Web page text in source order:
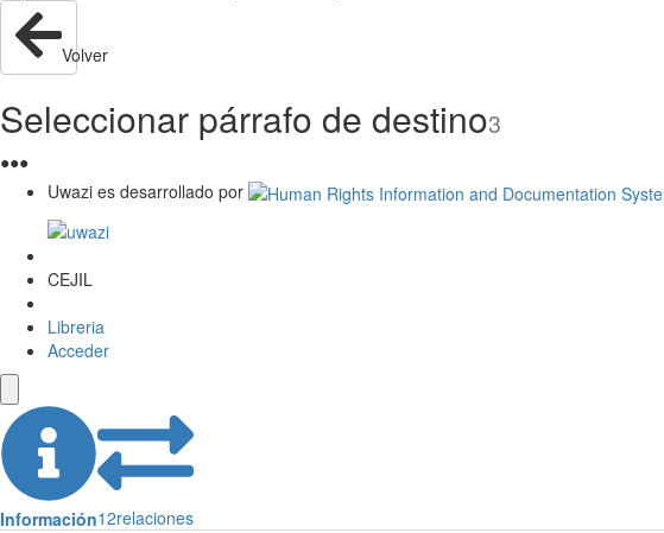
Volver
Seleccionar párrafo de destino3
●●●
Uwazi es desarrollado por
CEJIL
Libreria
Acceder
Información12relaciones